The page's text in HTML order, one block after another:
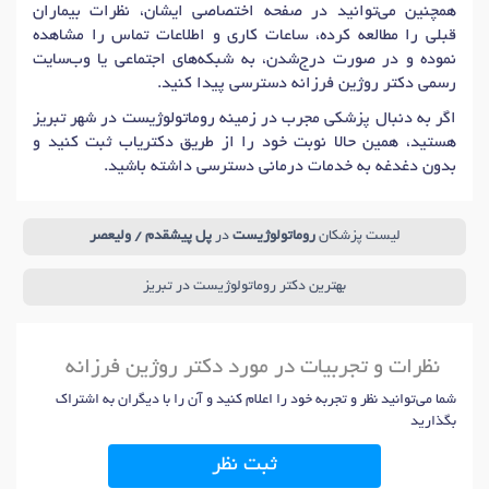
همچنین می‌توانید در صفحه اختصاصی ایشان، نظرات بیماران
قبلی را مطالعه کرده، ساعات کاری و اطلاعات تماس را مشاهده
نموده و در صورت درج‌شدن، به شبکه‌های اجتماعی یا وب‌سایت
رسمی دکتر روژین فرزانه دسترسی پیدا کنید.
اگر به دنبال پزشکی مجرب در زمینه روماتولوژیست در شهر تبریز
هستید، همین حالا نوبت خود را از طریق دکتریاب ثبت کنید و
بدون دغدغه به خدمات درمانی دسترسی داشته باشید.
لیست پزشکانروماتولوژیست درپل پیشقدم / ولیعصر
بهترین دکتر روماتولوژیست در تبریز
نظرات و تجربیات در مورد دکتر روژین فرزانه
شما می‌توانید نظر و تجربه خود را اعلام کنید و آن را با دیگران به اشتراک
بگذارید
ثبت نظر